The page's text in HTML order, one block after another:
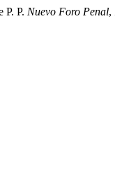
P. P. Nuevo Foro Penal,